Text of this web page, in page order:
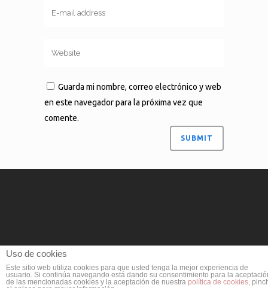
Guarda mi nombre, correo electrónico y web
en este navegador para la próxima vez que
comente.
Uso de cookies
Este sitio web utiliza cookies para que usted tenga la mejor experiencia de
usuario. Si continúa navegando está dando su consentimiento para la
de las mencionadas cookies y la aceptación de nuestra política de cookies,